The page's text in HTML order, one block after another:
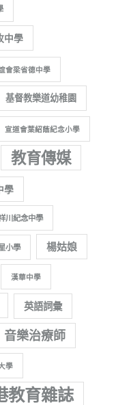
中學
會梁省德中學
基督教樂道幼稚園
宣道會葉紹蔭紀念小學
教育傳媒
學
川紀念中學
小學 楊姑娘
漢華中學
英語詞彙
音樂治療師
學
教育雜誌